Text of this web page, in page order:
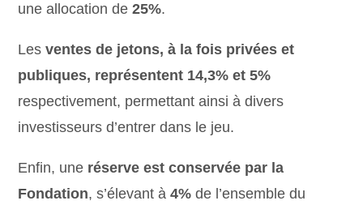
une allocation de25%.
Lesventes de jetons, à la fois privées et
publiques, représentent 14,3% et 5%
respectivement, permettant ainsi à divers
investisseurs d’entrer dans le jeu.
Enfin, une réserve est conservée par la
Fondation, s’élevant à4% de l’ensemble du